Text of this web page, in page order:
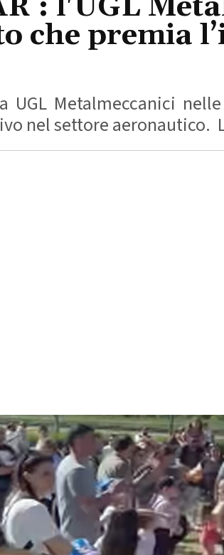
: l'UGL
che premia
UGL Metalmeccanici
nel settore aeronautico.